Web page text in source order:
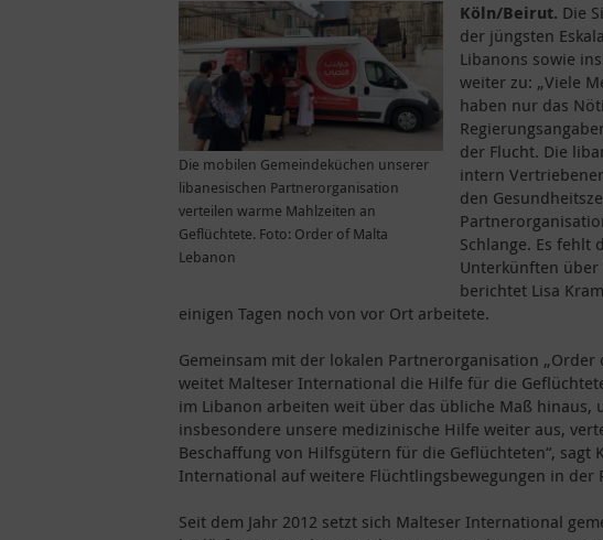
Die mobilen Gemeindeküchen unserer
libanesischen Partnerorganisation
verteilen warme Mahlzeiten an
Geflüchtete. Foto: Order of Malta
Lebanon
Köln/Beirut. Die
der jüngsten
Libanons sowie
weiter zu: „Viele
haben nur das
der Flucht. Die
intern
den
Schlange. Es fehlt
Unterkünften über
berichtet Lisa
einigen Tagen noch von vor Ort arbeitete.
Gemeinsam mit der lokalen Partnerorganisation
weitet Malteser International die Hilfe für die
im Libanon arbeiten weit über das übliche Maß
insbesondere unsere medizinische Hilfe weiter aus,
Beschaffung von Hilfsgütern für die Geflüchteten“, sagt
International auf weitere Flüchtlingsbewegungen in der
Seit dem Jahr 2012 setzt sich Malteser International